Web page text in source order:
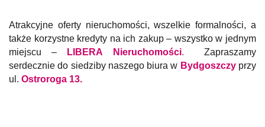
Atrakcyjne oferty nieruchomości, wszelkie formalności, a
także korzystne kredyty na ich zakup – wszystko w jednym
miejscu –
LIBERA Nieruchomości.Zapraszamy
serdecznie do siedziby naszego biura w Bydgoszczy przy
ul. Ostroroga 13.